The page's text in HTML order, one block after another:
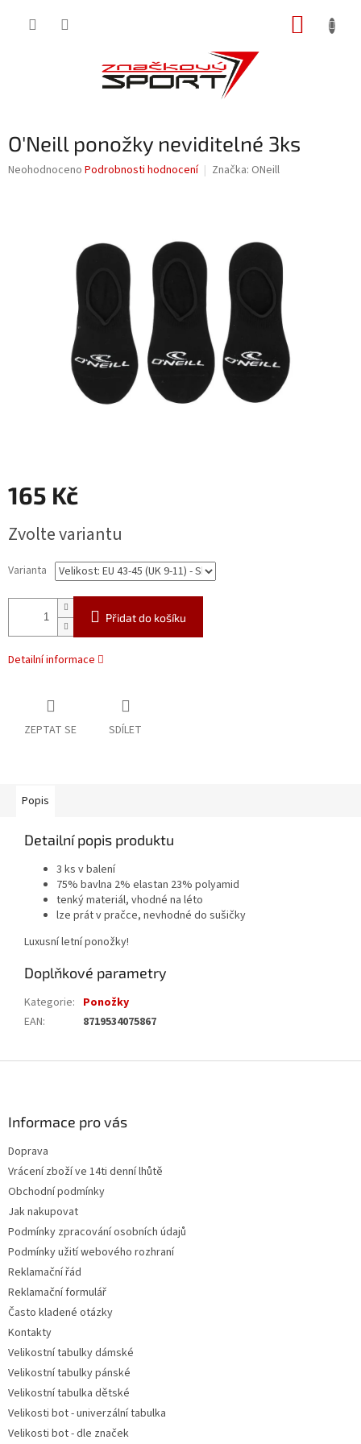
O'Neill ponožky neviditelné 3ks
Průměrné
Neohodnoceno Podrobnosti hodnocení Značka: ONeill
165 Kč
cena:
Zvolte variantu
Varianta
Přidat do košíku
Detailní informace
ZEPTAT SE SDÍLET
Popis
Detailní popis produktu
3 ks v balení
75% bavlna 2% elastan 23% polyamid
tenký materiál, vhodné na léto
lze prát v pračce, nevhodné do sušičky
Luxusní letní ponožky!
Doplňkové parametry
Kategorie: Ponožky
EAN: 8719534075867
Informace pro vás
Doprava
Vrácení zboží ve 14ti denní lhůtě
Obchodní podmínky
Jak nakupovat
Podmínky zpracování osobních údajů
Podmínky užití webového rozhraní
Reklamační řád
Reklamační formulář
Často kladené otázky
Kontakty
Velikostní tabulky dámské
Velikostní tabulky pánské
Velikostní tabulka dětské
Velikosti bot - univerzální tabulka
Velikosti bot - dle značek